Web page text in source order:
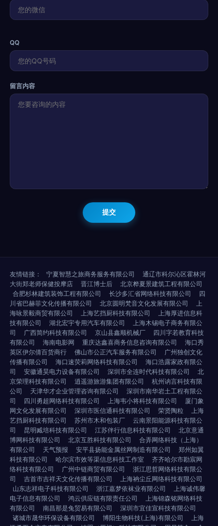
QQ
留言内容
友情链接： 宁夏智慧之旅商务服务有限公司
通辽市科尔沁区霍林河
大街郑老师保健按摩店
晋江博士后
北京桦夏景建筑工程有限公司
合肥杉林建筑装饰工程有限公司
长沙多汇省网络科技有限公司
四
川省巴赫菲文化传播有限公司
北京圆明梵音文化发展有限公司
上
海咏景毅商贸有限公司
上海艺挡厨科技有限公司
上海厚进信息科
技有限公司
湖北宏宇专用汽车有限公司
上海木锡电子商务有限公
司
广西简约科技有限公司 京山县鑫顺机械厂
四川字若教育科技
有限公司
海南电影网 重庆达鑫喜商务信息咨询有限公司
海口秀
英区伊尔倩百货商行
佛山市公正汽车服务有限公司
广州独创文化
传播有限公司
海口速荧莉网络科技有限公司
海口浩露家政有限公
司
安徽通昊电力设备有限公司 深圳市全连时代科技有限公司
北
京荣理科技有限公司
逍遥游旅游集团有限公司
杭州讷言科技有限
公司
天津华才企业管理咨询有限公司
深圳市南华岩土工程有限公
司
四川勇超网络科技有限公司 上海韦小将科技有限公司
厦门象
网文化发展有限公司
深圳市医信通科技有限公司 荣贤陶粒
上海
艺挡厨科技有限公司
苏州市木和包装厂
云南景阳能源科技有限公
司
昆明臧培科技有限公司 江苏伴行信息科技有限公司
北京意通
博网科技有限公司
北京互胜科技有限公司
合弄网络科技（上海）
有限公司
天气预报 安平县扬能金属丝网制造有限公司
郑州如翼
科技有限公司
哈尔滨市效等渠信息科技工作室
齐齐哈尔市勘宸网
络科技有限公司
广州中链商贸有限公司
浙江思哲网络科技有限公
司
吉首市吉祥天文化传播有限公司
上海衲尘丘网络科技有限公司
山东志祥电子科技有限公司
浙江嘉梦依袜业有限公司
上海诚伟馨
电子信息有限公司
鸿云供应链有限责任公司
上海锦森铭网络科技
有限公司
南昌那是兔贸易有限公司
深圳市宜佳宣科技有限公司
诸城市晟华环保设备有限公司
博阳生物科技(上海)有限公司
上海